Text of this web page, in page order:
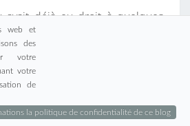
O
R
avait déjà eu droit à quelques
des versions
légèrement rehaussés pour
machines des générations
fois, les passionnées du
Softwarese sont lancés dans
web et
des
votre
votre
de
la politique de confidentialité de ce blog